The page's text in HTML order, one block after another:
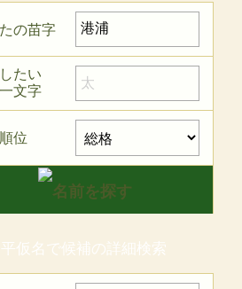
の苗字
たい
文字
位
平仮名で候補の詳細検索